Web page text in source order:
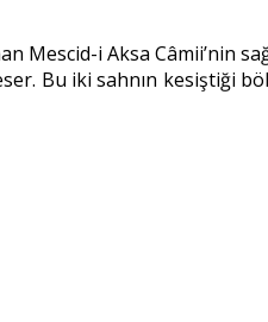
Mescid-i Aksa Câmii’nin
Bu iki sahnın kesiştiği